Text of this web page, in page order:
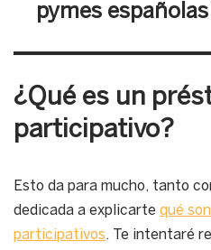
pymes
¿Qué es un
participativo?
Esto da para mucho, tanto
dedicada a explicarte qué
participativos . Te intentaré